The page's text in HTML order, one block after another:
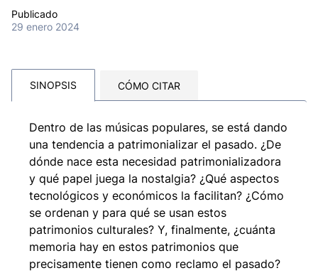
Publicado
29 enero 2024
SINOPSIS CÓMO CITAR
Dentro de las músicas populares, se está dando
una tendencia a patrimonializar el pasado. ¿De
dónde nace esta necesidad patrimonializadora
y qué papel juega la nostalgia? ¿Qué aspectos
tecnológicos y económicos la facilitan? ¿Cómo
se ordenan y para qué se usan estos
patrimonios culturales? Y, finalmente, ¿cuánta
memoria hay en estos patrimonios que
precisamente tienen como reclamo el pasado?